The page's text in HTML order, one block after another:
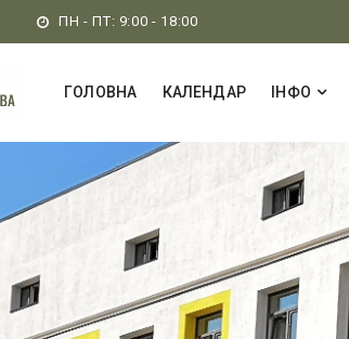
ПН - ПТ: 9:00 - 18:00
ГОЛОВНА КАЛЕНДАР ІНФО